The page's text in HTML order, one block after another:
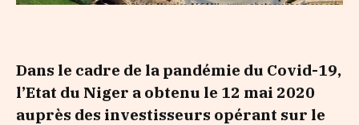
Dans le cadre de la pandémie du Covid-19,
l’Etat du Niger a obtenu le 12 mai 2020
auprès des investisseurs opérant sur le